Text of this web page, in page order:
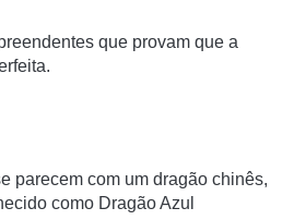
que provam que a
parecem com um dragão chinês,
como Dragão Azul